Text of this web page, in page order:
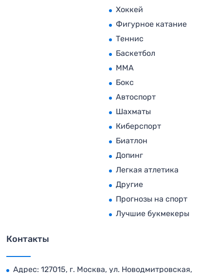
Хоккей
Фигурное катание
Теннис
Баскетбол
MMA
Бокс
Автоспорт
Шахматы
Киберспорт
Биатлон
Допинг
Легкая атлетика
Другие
Прогнозы на спорт
Лучшие букмекеры
Контакты
Адрес: 127015, г. Москва, ул. Новодмитровская,